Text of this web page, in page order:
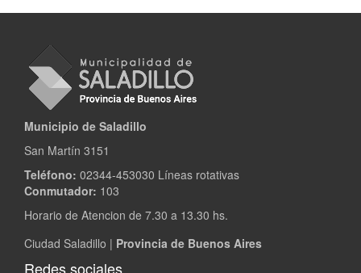
Municipio de Saladillo
San Martín 3151
Teléfono: 02344-453030 Líneas rotativas
Conmutador: 103
Horario de Atencion de 7.30 a 13.30 hs.
Ciudad Saladillo | Provincia de Buenos Aires
Redes sociales